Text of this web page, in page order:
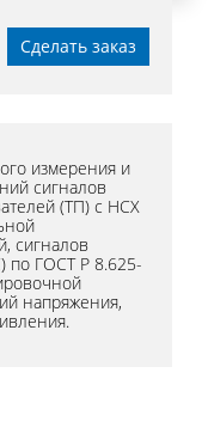
Сделать заказ
измерения и
сигналов
(ТП) с НСХ
сигналов
по ГОСТ Р 8.625-
напряжения,